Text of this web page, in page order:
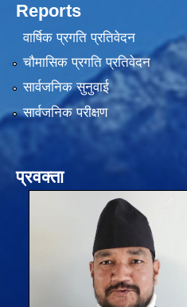
Reports
वार्षिक प्रगति प्रतिवेदन
चौमासिक प्रगति प्रतिवेदन
सार्वजनिक सुनुवाई
सार्वजनिक परीक्षण
प्रवक्ता